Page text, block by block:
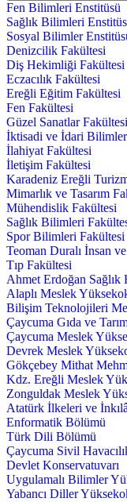
Fen Bilimleri Enstitüsü
Sağlık Bilimleri
Sosyal Bilimler
Denizcilik Fakültesi
Diş Hekimliği Fakültesi
Eczacılık Fakültesi
Ereğli Eğitim Fakültesi
Fen Fakültesi
Güzel Sanatlar Fakültesi
İktisadi ve İdari
İlahiyat Fakültesi
İletişim Fakültesi
Karadeniz Ereğli
Mimarlık ve Tasarım
Mühendislik Fakültesi
Sağlık Bilimleri
Spor Bilimleri Fakültesi
Teoman Duralı İnsan
Tıp Fakültesi
Ahmet Erdoğan
Alaplı Meslek
Bilişim Teknolojileri
Çaycuma Gıda ve
Çaycuma Meslek
Devrek Meslek
Gökçebey Mithat
Kdz. Ereğli Meslek
Zonguldak Meslek
Atatürk İlkeleri ve
Enformatik Bölümü
Türk Dili Bölümü
Çaycuma Sivil
Devlet Konservatuvarı
Uygulamalı Bilimler
Yabancı Diller